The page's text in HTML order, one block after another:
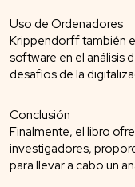
Uso de Ordenadores
Krippendorff también
software en el análisis
desafíos de la
Conclusión
Finalmente, el libro
investigadores,
para llevar a cabo un